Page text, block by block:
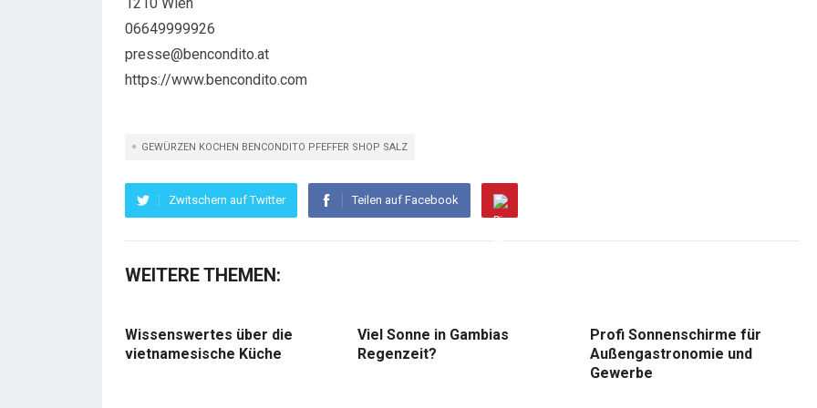
06649999926
presse@bencondito.at
https://www.bencondito.com
GEWÜRZEN KOCHEN BENCONDITO PFEFFER SHOP SALZ
Zwitschern auf Twitter Teilen auf Facebook
WEITERE THEMEN:
Wissenswertes über die
vietnamesische Küche
Viel Sonne in Gambias
Regenzeit?
Profi Sonnenschirme für
Außengastronomie und
Gewerbe